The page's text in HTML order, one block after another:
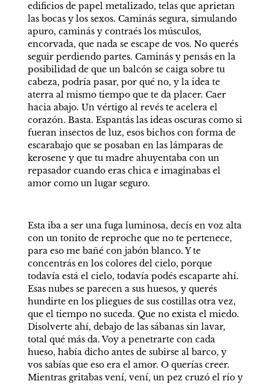
edificios de papel metalizado, telas que aprietan
las bocas y los sexos. Caminás segura, simulando
apuro, caminás y contraés los músculos,
encorvada, que nada se escape de vos. No querés
seguir perdiendo partes. Caminás y pensás en la
posibilidad de que un balcón se caiga sobre tu
cabeza, podría pasar, por qué no, y la idea te
aterra al mismo tiempo que te da placer. Caer
hacia abajo. Un vértigo al revés te acelera el
corazón. Basta. Espantás las ideas oscuras como si
fueran insectos de luz, esos bichos con forma de
escarabajo que se posaban en las lámparas de
kerosene y que tu madre ahuyentaba con un
repasador cuando eras chica e imaginabas el
amor como un lugar seguro.
Esta iba a ser una fuga luminosa, decís en voz alta
con un tonito de reproche que no te pertenece,
para eso me bañé con jabón blanco. Y te
concentrás en los colores del cielo, porque
todavía está el cielo, todavía podés escaparte ahí.
Esas nubes se parecen a sus huesos, y querés
hundirte en los pliegues de sus costillas otra vez,
que el tiempo no suceda. Que no exista el miedo.
Disolverte ahí, debajo de las sábanas sin lavar,
total qué más da. Voy a penetrarte con cada
hueso, había dicho antes de subirse al barco, y
vos sabías que eso era el amor. O querías creer.
Mientras gritabas vení, vení, un pez cruzó el río y